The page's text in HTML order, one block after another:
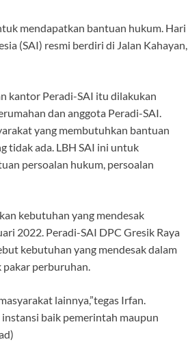
mendapatkan bantuan hukum. Hari
(SAI) resmi berdiri di Jalan Kahayan,
kantor Peradi-SAI itu dilakukan
dan anggota Peradi-SAI.
yang membutuhkan bantuan
tidak ada. LBH SAI ini untuk
persoalan hukum, persoalan
kebutuhan yang mendesak
2022. Peradi-SAI DPC Gresik Raya
kebutuhan yang mendesak dalam
pakar perburuhan.
lainnya,”tegas Irfan.
baik pemerintah maupun